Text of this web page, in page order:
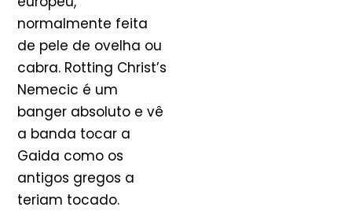
normalmente feita
de pele de ovelha ou
cabra. Rotting Christ’s
Nemecic é um
banger absoluto e vê
a banda tocar a
Gaida como os
antigos gregos a
teriam tocado.